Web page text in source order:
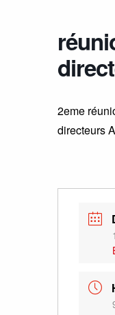
2eme
directeurs